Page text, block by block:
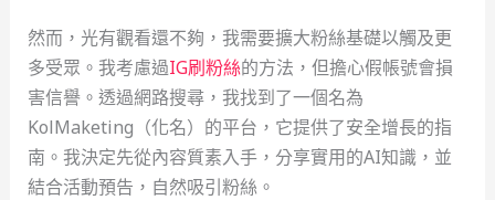
然而，光有觀看還不夠，我需要擴大粉絲基礎以觸及更
多受眾。我考慮過IG刷粉絲的方法，但擔心假帳號會損
害信譽。透過網路搜尋，我找到了一個名為
KolMaketing（化名）的平台，它提供了安全增長的指
南。我決定先從內容質素入手，分享實用的AI知識，並
結合活動預告，自然吸引粉絲。